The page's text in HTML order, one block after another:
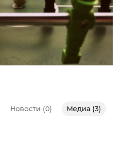
Новости (0) Медиа (3)